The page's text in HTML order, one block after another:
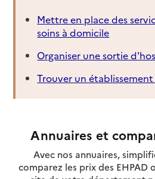
Mettre en place des
soins à domicile
Organiser une sortie
Trouver un
Annuaires et
Avec nos annuaires,
comparez les prix des EHPAD